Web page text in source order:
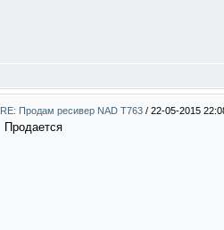
RE: Продам ресивер NAD T763 / 22-05-2015
Продается